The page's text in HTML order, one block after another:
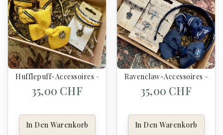
Hufflepuff-Accessoires – Geschenkset – Harry Potter
35,00 CHF
In Den Warenkorb
Ravenclaw-Accessoires –
35,00 CHF
In Den Warenkorb